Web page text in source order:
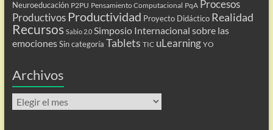
Neuroeducación P2PU Pensamiento Computacional PqA Procesos
Productivos Productividad Proyecto Didáctico Realidad
Recursos Sabio 2.0 Simposio Internacional sobre las
emociones Sin categoría Tablets TIC uLearning YO
Archivos
Archivos